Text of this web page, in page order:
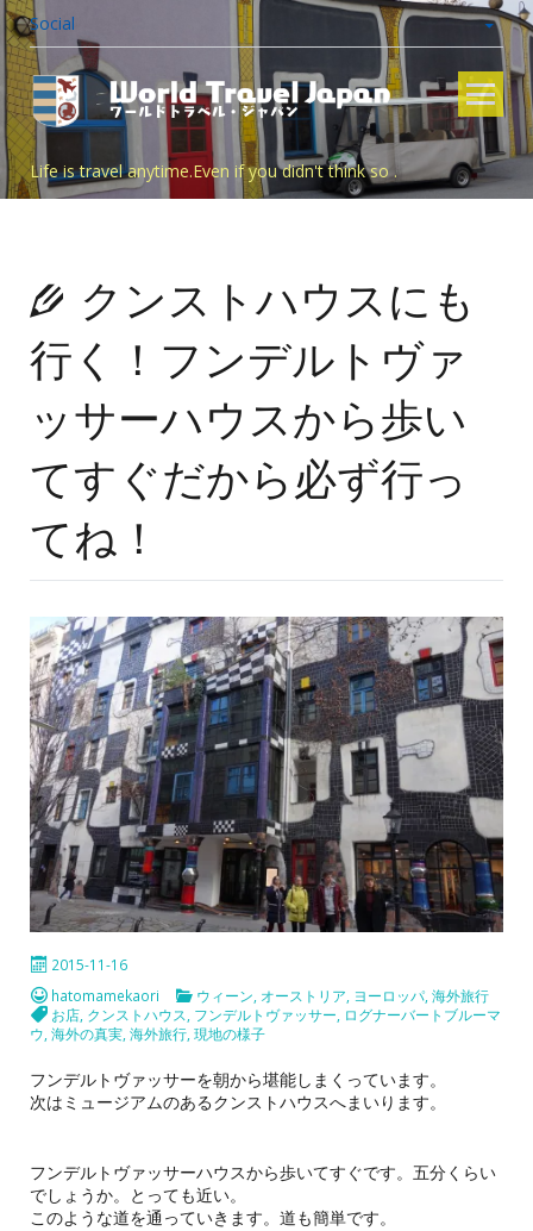
Social
Life is travel anytime.Even if you didn't think so .
Skip
to
content
クンストハウスにも
行く！フンデルトヴァ
ッサーハウスから歩い
てすぐだから必ず行っ
てね！
2015-11-16
hatomamekaori
ウィーン, オーストリア, ヨーロッパ,海外旅行
お店, クンストハウス, フンデルトヴァッサー, ログナーバートブルーマ
ウ,海外の真実,海外旅行,現地の様子
フンデルトヴァッサーを朝から堪能しまくっています。
次はミュージアムのあるクンストハウスへまいります。
フンデルトヴァッサーハウスから歩いてすぐです。五分くらい
でしょうか。とっても近い。
このような道を通っていきます。道も簡単です。